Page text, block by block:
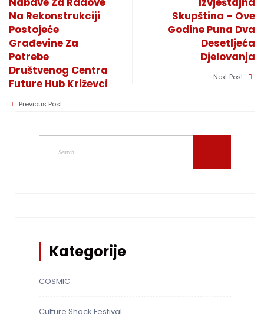
Na Rekonstrukciji
Postojeće
Građevine Za
Potrebe
Društvenog Centra
Future Hub Križevci
Previous Post
Skupština – Ove
Godine Puna Dva
Desetljeća
Djelovanja
Next Post
Kategorije
COSMIC
Culture Shock Festival